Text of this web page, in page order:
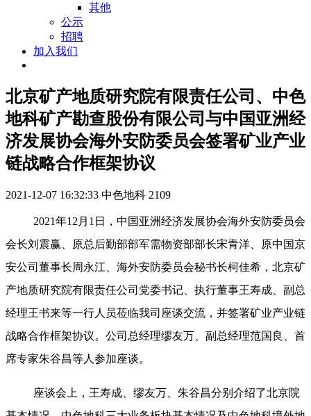
其他
公示
招聘
加入我们
北京矿产地质研究院有限责任公司、中色
地科矿产勘查股份有限公司与中国亚洲经
济发展协会海外安防委员会签署矿业产业
链战略合作框架协议
2021-12-07 16:32:33 中色地科 2109
2021年12月1日，中国亚洲经济发展协会海外安防委员会
会长刘震赢、原总后勤部部军需物资部部长宋青洋、原中国京
安公司董事长周永江、海外安防委员会秘书长柯佳希，北京矿
产地质研究院有限责任公司党委书记、执行董事王寿成、副总
经理王书来等一行人员莅临我司座谈交流，并签署矿业产业链
战略合作框架协议。公司总经理缪友万、副总经理范国良、首
席专家朱谷昌等人参加座谈。
座谈会上，王寿成、缪友万、朱谷昌分别介绍了北京院